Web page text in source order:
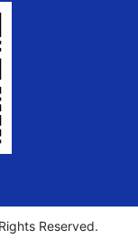
Reserved.